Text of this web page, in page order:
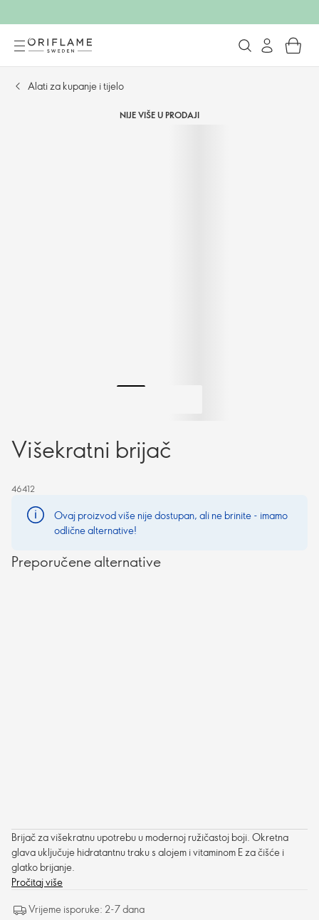
Alati za kupanje i tijelo
NIJE VIŠE U PRODAJI
Višekratni brijač
46412
Ovaj proizvod više nije dostupan, ali ne brinite - imamo
odlične alternative!
Preporučene alternative
Brijač za višekratnu upotrebu u modernoj ružičastoj boji. Okretna
glava uključuje hidratantnu traku s alojem i vitaminom E za čišće i
glatko brijanje.
Pročitaj više
Vrijeme isporuke: 2-7 dana